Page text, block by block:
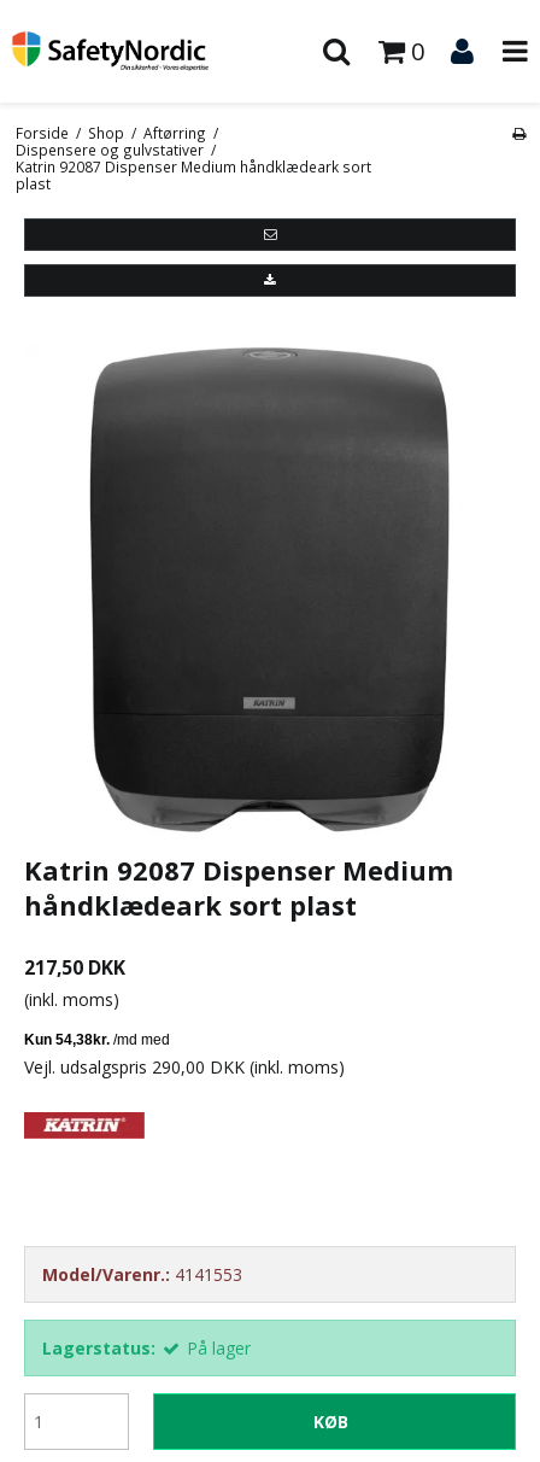
0
Forside / Shop / Aftørring /
Dispensere og gulvstativer /
Katrin 92087 Dispenser Medium håndklædeark sort
plast
Katrin 92087 Dispenser Medium
håndklædeark sort plast
217,50 DKK
(inkl. moms)
Vejl. udsalgspris 290,00 DKK (inkl. moms)
Model/Varenr.: 4141553
Lagerstatus: På lager
KØB